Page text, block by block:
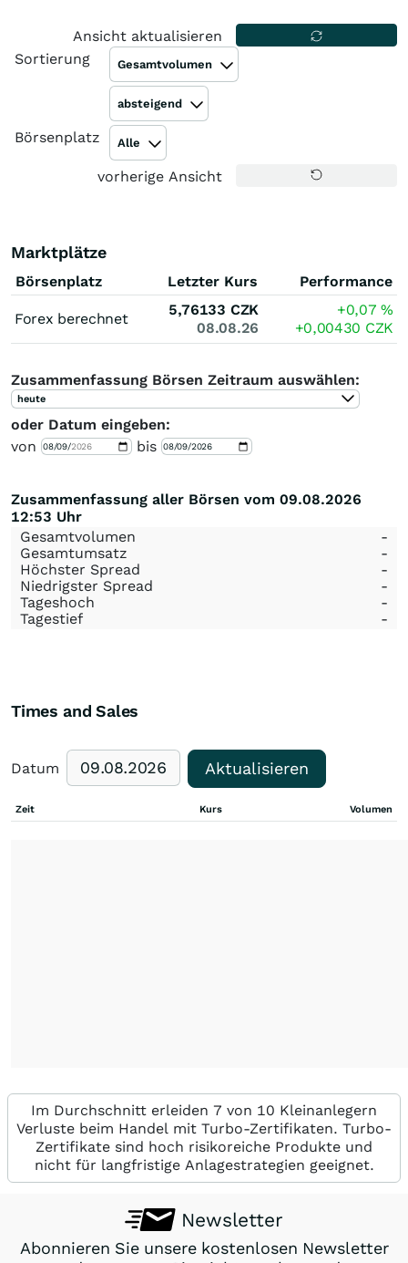
Ansicht aktualisieren
Sortierung
Gesamtvolumen
absteigend
Börsenplatz Alle
vorherige Ansicht
Marktplätze
Börsenplatz Letzter Kurs Performance
Forex berechnet
5,76133 CZK
08.08.26
+0,07%
+0,00430 CZK
Zusammenfassung Börsen Zeitraum auswählen:
heute
oder Datum eingeben:
von
bis
Zusammenfassung aller Börsen vom 09.08.2026
12:53 Uhr
Gesamtvolumen
-
Gesamtumsatz
-
Höchster Spread
-
Niedrigster Spread
-
Tageshoch
-
Tagestief
-
Times and Sales
Datum Aktualisieren
Zeit Kurs Volumen
Im Durchschnitt erleiden 7 von 10 Kleinanlegern
Verluste beim Handel mit Turbo-Zertifikaten. Turbo-
Zertifikate sind hoch risikoreiche Produkte und
nicht für langfristige Anlagestrategien geeignet.
Newsletter
Abonnieren Sie unsere kostenlosen Newsletter